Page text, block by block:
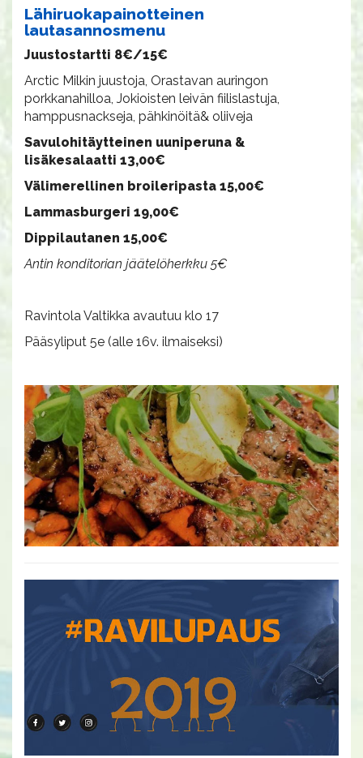
Lähiruokapainotteinen
lautasannosmenu
Juustostartti 8€/15€
Arctic Milkin juustoja, Orastavan auringon
porkkanahilloa, Jokioisten leivän fiilislastuja,
hamppusnackseja, pähkinöitä& oliiveja
Savulohitäytteinen uuniperuna &
lisäkesalaatti 13,00€
Välimerellinen broileripasta 15,00€
Lammasburgeri 19,00€
Dippilautanen 15,00€
Antin konditorian jäätelöherkku 5€
Ravintola Valtikka avautuu klo 17
Pääsyliput 5e (alle 16v. ilmaiseksi)